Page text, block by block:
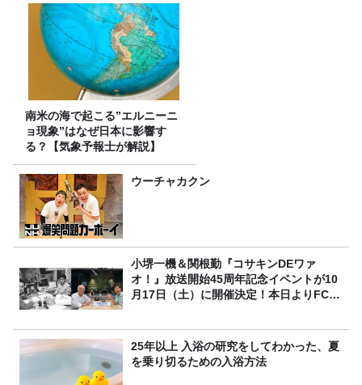
南米の海で起こる”エルニーニ
ョ現象”はなぜ日本に影響す
る？【気象予報士が解説】
ウーチャカクン
小堺一機＆関根勤『コサキンDEワァ
オ！』放送開始45周年記念イベントが10
月17日（土）に開催決定！本日よりFC先
25年以上 入浴の研究をしてわかった、夏
を乗り切るための入浴方法